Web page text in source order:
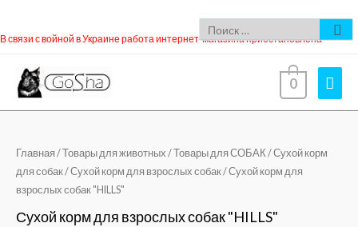
В связи с войной в Украине работа интернет-магазина приостановлена
0
Главная /Товары для животных /Товары для СОБАК /Сухой корм
для собак/Сухой корм для взрослых собак/ Сухой корм для
взрослых собак "HILLS"
Сухой корм для взрослых собак "HILLS"